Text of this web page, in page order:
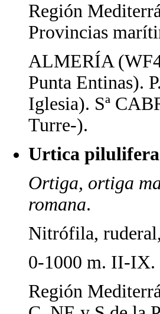
Región
Provincias
ALMERÍA
Punta Entinas).
Iglesia). Sª
Turre-).
Urtica pilulifera
Ortiga, ortiga
romana.
Nitrófila,
0-1000 m. II-IX.
Región